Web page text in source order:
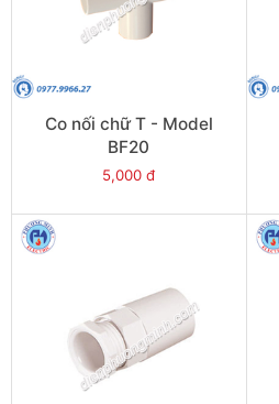
Co nối chữ T - Model
BF20
5,000 đ